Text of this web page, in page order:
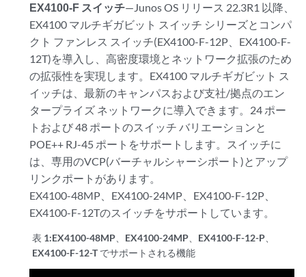
EX4100-F スイッチ—Junos OS リリース 22.3R1 以降、
EX4100 マルチギガビット スイッチ シリーズとコンパ
クト ファンレス スイッチ(EX4100-F-12P、EX4100-F-
12T)を導入し、高密度環境とネットワーク拡張のため
の拡張性を実現します。EX4100 マルチギガビット ス
イッチは、最新のキャンパスおよび支社/拠点のエン
タープライズ ネットワークに導入できます。24 ポー
トおよび 48 ポートのスイッチ バリエーションと
POE++ RJ-45 ポートをサポートします。スイッチに
は、専用のVCP(バーチャルシャーシポート)とアップ
リンクポートがあります。
EX4100-48MP、EX4100-24MP、EX4100-F-12P、
EX4100-F-12Tのスイッチをサポートしています。
表 1:EX4100-48MP、EX4100-24MP、EX4100-F-12-P、
EX4100-F-12-T でサポートされる機能